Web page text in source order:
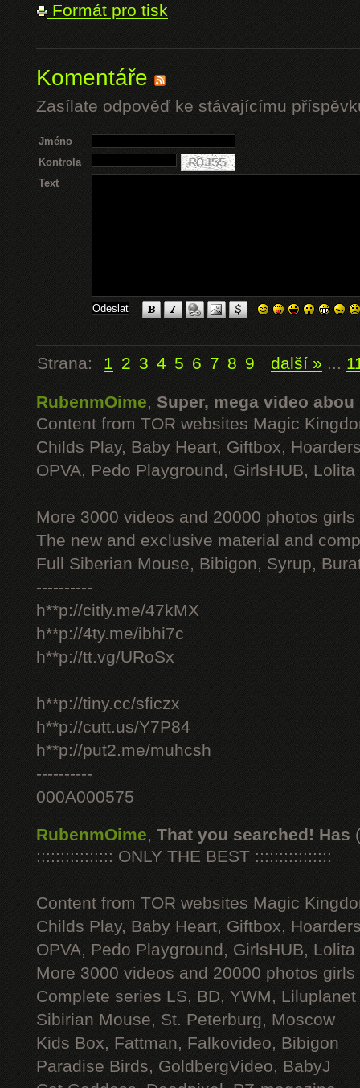
Formát pro tisk
Komentáře
Zasílate odpověď ke stávajícímu
Jméno
Kontrola
Text
Strana: 1 2 3 4 5 6 7 8 9 další » ...
RubenmOime, Super, mega video abou
Content from TOR websites Magic
Childs Play, Baby Heart, Giftbox,
OPVA, Pedo Playground, GirlsHUB, Lolita
More 3000 videos and 20000 photos
The new and exclusive material and
Full Siberian Mouse, Bibigon, Syrup,
----------
h**p://citly.me/47kMX
h**p://4ty.me/ibhi7c
h**p://tt.vg/URoSx
h**p://tiny.cc/sficzx
h**p://cutt.us/Y7P84
h**p://put2.me/muhcsh
----------
000A000575
RubenmOime, That you searched! Has
:::::::::::::::: ONLY THE BEST ::::::::::::::::
Content from TOR websites Magic
Childs Play, Baby Heart, Giftbox,
OPVA, Pedo Playground, GirlsHUB, Lolita
More 3000 videos and 20000 photos
Complete series LS, BD, YWM, Liluplanet
Sibirian Mouse, St. Peterburg, Moscow
Kids Box, Fattman, Falkovideo, Bibigon
Paradise Birds, GoldbergVideo, BabyJ